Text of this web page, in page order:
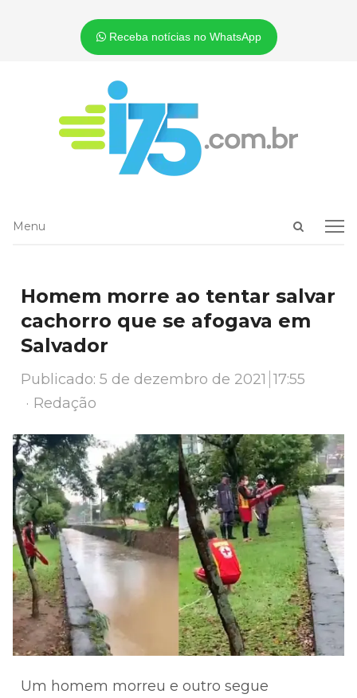
Receba notícias no WhatsApp
Open
Menu
Menu
Homem morre ao tentar salvar
cachorro que se afogava em
Salvador
Publicado:5 de dezembro de 2021 17:55
Author
Redação
Um homem morreu e outro segue